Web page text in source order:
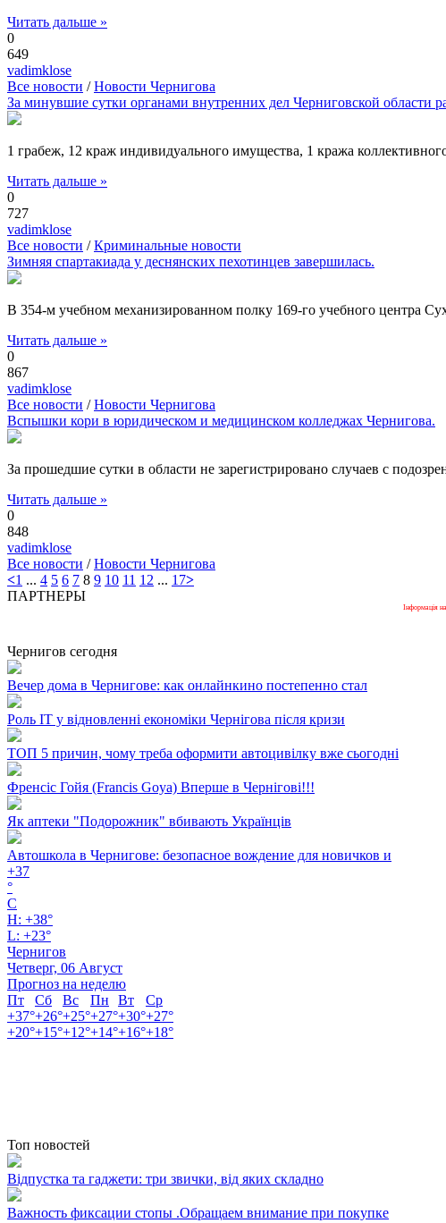
Читать дальше »
0
649
vadimklose
Все новости /Новости Чернигова
За минувшие сутки органами внутренних дел Черниговской области
1 грабеж, 12 краж индивидуального имущества, 1 кража
Читать дальше »
0
727
vadimklose
Все новости /Криминальные новости
Зимняя спартакиада у деснянских пехотинцев завершилась.
В 354-м учебном механизированном полку 169-го учебного центра
Читать дальше »
0
867
vadimklose
Все новости /Новости Чернигова
Вспышки кори в юридическом и медицинском колледжах Чернигова.
За прошедшие сутки в области не зарегистрировано случаев с
Читать дальше »
0
848
vadimklose
Все новости /Новости Чернигова
<1 ... 4 5 6 7 8 9 10 11 12 ... 17>
ПАРТНЕРЫ
Інформація
Чернигов сегодня
Вечер дома в Чернигове: как онлайнкино постепенно стал
Роль ІТ у відновленні економіки Чернігова після кризи
ТОП 5 причин, чому треба оформити автоцивілку вже сьогодні
Френсіс Гойя (Francis Goya) Вперше в Чернігові!!!
Як аптеки "Подорожник" вбивають Українців
Автошкола в Чернигове: безопасное вождение для новичков и
+37
°
C
H: +38°
L: +23°
Чернигов
Четверг, 06 Август
Прогноз на неделю
Пт
Сб Вс Пн Вт
Ср
+37°+26°+25°+27°+30°+27°
+20°+15°+12°+14°+16°+18°
Топ новостей
Відпустка та гаджети: три звички, від яких складно
Важность фиксации стопы .Обращаем внимание при покупке